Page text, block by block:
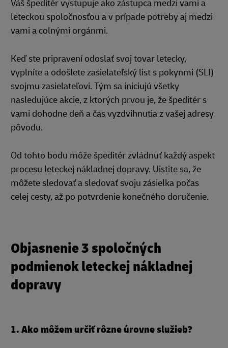
Váš špeditér vystupuje ako zástupca medzi vami a
leteckou spoločnosťou a v prípade potreby aj medzi
vami a colnými orgánmi.
Keď ste pripravení odoslať svoj tovar letecky,
vyplníte a odošlete zasielateľský list s pokynmi (SLI)
svojmu zasielateľovi. Tým sa iniciujú všetky
nasledujúce akcie, z ktorých prvou je, že špeditér s
vami dohodne deň a čas vyzdvihnutia z vašej adresy
pôvodu.
Od tohto bodu môže špeditér zvládnuť každý aspekt
procesu leteckej nákladnej dopravy. Uistite sa, že
môžete sledovať a sledovať svoju zásielka počas
celej cesty, až po potvrdenie konečného doručenie.
Objasnenie 3 spoločných
podmienok leteckej nákladnej
dopravy
1. Ako môžem určiť rôzne úrovne služieb?